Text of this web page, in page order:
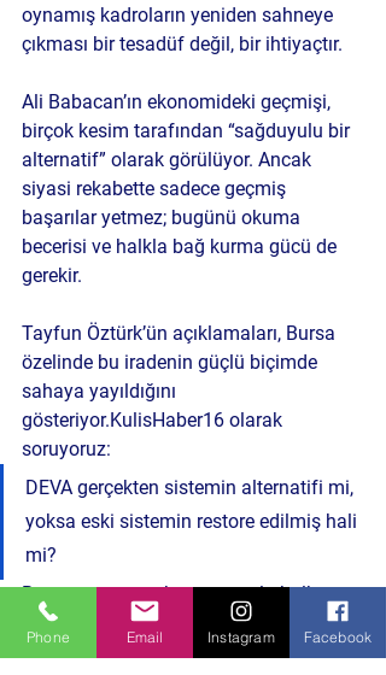
oynamış kadroların yeniden sahneye
çıkması bir tesadüf değil, bir ihtiyaçtır.
Ali Babacan’ın ekonomideki geçmişi,
birçok kesim tarafından “sağduyulu bir
alternatif” olarak görülüyor. Ancak
siyasi rekabette sadece geçmiş
başarılar yetmez; bugünü okuma
becerisi ve halkla bağ kurma gücü de
gerekir.
Tayfun Öztürk’ün açıklamaları, Bursa
özelinde bu iradenin güçlü biçimde
sahaya yayıldığını
gösteriyor.KulisHaber16 olarak
soruyoruz:
DEVA gerçekten sistemin alternatifi mi,
yoksa eski sistemin restore edilmiş hali
mi?
Bu sorunun cevabını zamanla halk
verecek. Ama görünen o ki, umut
arayanlar için yeni bir sayfa açılmış
Phone Email Instagram Facebook